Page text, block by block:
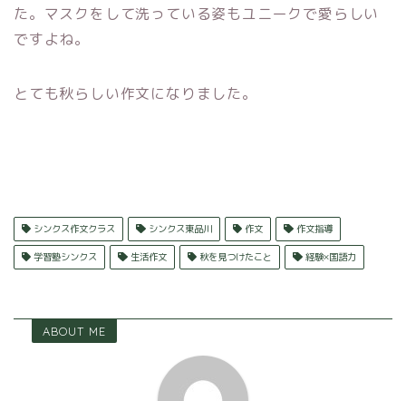
た。マスクをして洗っている姿もユニークで愛らしい
ですよね。
とても秋らしい作文になりました。
シンクス作文クラス シンクス東品川 作文 作文指導
学習塾シンクス 生活作文 秋を見つけたこと 経験×国語力
ABOUT ME